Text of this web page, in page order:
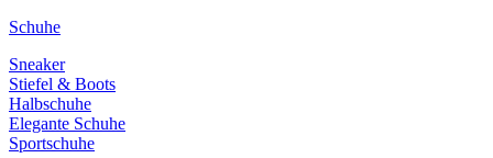
Schuhe
Sneaker
Stiefel & Boots
Halbschuhe
Elegante Schuhe
Sportschuhe